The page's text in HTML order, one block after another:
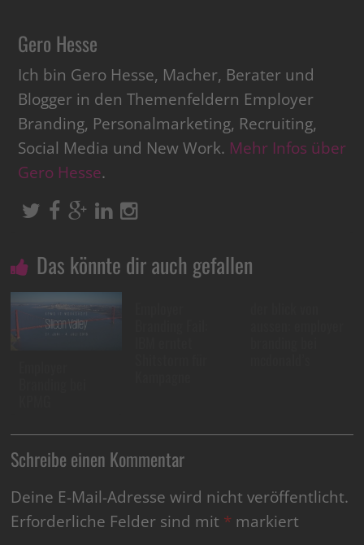
Gero Hesse
Ich bin Gero Hesse, Macher, Berater und
Blogger in den Themenfeldern Employer
Branding, Personalmarketing, Recruiting,
Social Media und New Work. Mehr Infos über
Gero Hesse.
Das könnte dir auch gefallen
Schreibe einen Kommentar
Deine E-Mail-Adresse wird nicht veröffentlicht.
Erforderliche Felder sind mit * markiert